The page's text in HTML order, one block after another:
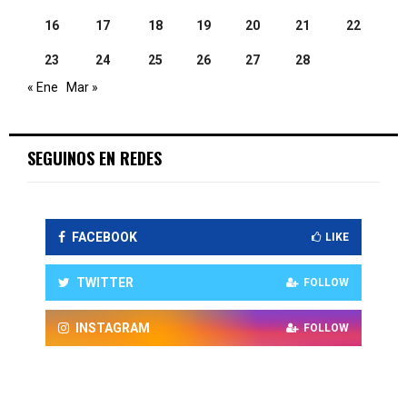
16 17 18 19 20 21 22
23 24 25 26 27
28
« Ene
Mar »
SEGUINOS EN REDES
FACEBOOK LIKE
TWITTER FOLLOW
INSTAGRAM FOLLOW